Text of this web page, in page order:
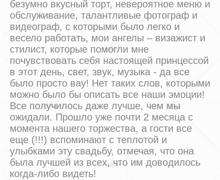
безумно вкусный торт, невероятное меню и
обслуживание, талантливые фотограф и
видеограф, с которыми было легко и
весело работать, мои ангелы – визажист и
стилист, которые помогли мне
почувствовать себя настоящей принцессой
в этот день, свет, звук, музыка - да все
было просто вау! Нет таких слов, которыми
можно было бы описать все наши эмоции!
Все получилось даже лучше, чем мы
ожидали. Прошло уже почти 2 месяца с
момента нашего торжества, а гости все
еще (!!!) вспоминают с теплотой и
улыбками эту свадьбу, отмечая, что она
была лучшей из всех, что им доводилось
когда-либо видеть!